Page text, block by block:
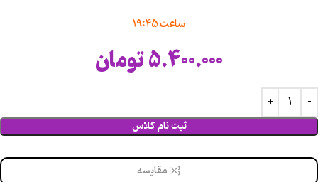
ساعت 19:45
5.400.000تومان
ثبت نام کلاس
مقایسه